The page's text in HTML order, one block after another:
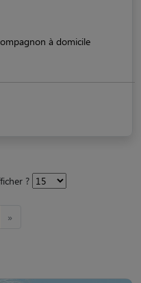
à domicile
?
»